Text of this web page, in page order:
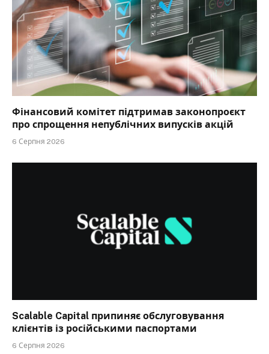
Фінансовий комітет підтримав законопроєкт
про спрощення непублічних випусків акцій
6 Серпня 2026
Scalable Capital припиняє обслуговування
клієнтів із російськими паспортами
6 Серпня 2026